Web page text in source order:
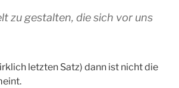
zu gestalten, die sich vor uns
letzten Satz) dann ist nicht die